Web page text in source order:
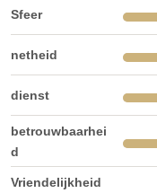
Sfeer
netheid
dienst
betrouwbaarhei
d
Vriendelijkheid